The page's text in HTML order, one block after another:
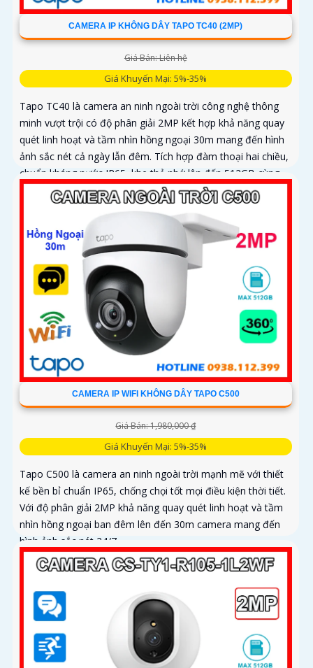
CAMERA IP KHÔNG DÂY TAPO TC40 (2MP)
Giá Bán: Liên hệ
Giá Khuyến Mại: 5%-35%
Tapo TC40 là camera an ninh ngoài trời công nghệ thông
minh vượt trội có độ phân giải 2MP kết hợp khả năng quay
quét linh hoạt và tầm nhìn hồng ngoại 30m mang đến hình
ảnh sắc nét cả ngày lẫn đêm. Tích hợp đàm thoại hai chiều,
chuẩn kháng nước IP65, khe thẻ nhớ lên đến 512GB cùng
tính năng phát hiện người và theo dõi chuyển động tự động,
giúp bạn kiểm soát an ninh dễ dàng và hiệu quả
CAMERA IP WIFI KHÔNG DÂY TAPO C500
Giá Bán: 1,980,000 ₫
Giá Khuyến Mại: 5%-35%
Tapo C500 là camera an ninh ngoài trời mạnh mẽ với thiết
kế bền bỉ chuẩn IP65, chống chọi tốt mọi điều kiện thời tiết.
Với độ phân giải 2MP khả năng quay quét linh hoạt và tầm
nhìn hồng ngoại ban đêm lên đến 30m camera mang đến
hình ảnh sắc nét 24/7